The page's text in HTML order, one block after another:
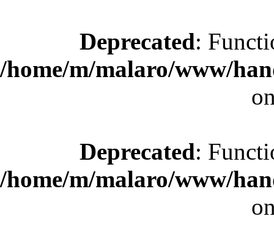
Deprecated:
/home/m/malaro/www/
Deprecated:
/home/m/malaro/www/